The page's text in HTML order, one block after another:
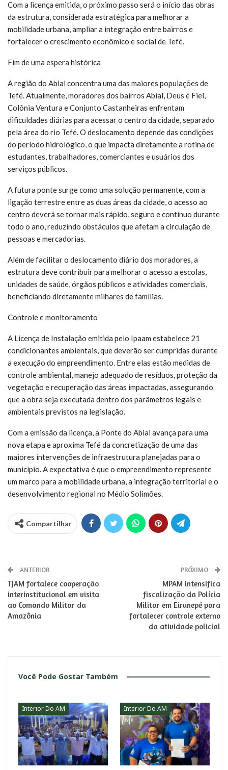
Com a licença emitida, o próximo passo será o início das obras
da estrutura, considerada estratégica para melhorar a
mobilidade urbana, ampliar a integração entre bairros e
fortalecer o crescimento econômico e social de Tefé.
Fim de uma espera histórica
A região do Abial concentra uma das maiores populações de
Tefé. Atualmente, moradores dos bairros Abial, Deus é Fiel,
Colônia Ventura e Conjunto Castanheiras enfrentam
dificuldades diárias para acessar o centro da cidade, separado
pela área do rio Tefé. O deslocamento depende das condições
do período hidrológico, o que impacta diretamente a rotina de
estudantes, trabalhadores, comerciantes e usuários dos
serviços públicos.
A futura ponte surge como uma solução permanente, com a
ligação terrestre entre as duas áreas da cidade, o acesso ao
centro deverá se tornar mais rápido, seguro e contínuo durante
todo o ano, reduzindo obstáculos que afetam a circulação de
pessoas e mercadorias.
Além de facilitar o deslocamento diário dos moradores, a
estrutura deve contribuir para melhorar o acesso a escolas,
unidades de saúde, órgãos públicos e atividades comerciais,
beneficiando diretamente milhares de famílias.
Controle e monitoramento
A Licença de Instalação emitida pelo Ipaam estabelece 21
condicionantes ambientais, que deverão ser cumpridas durante
a execução do empreendimento. Entre elas estão medidas de
controle ambiental, manejo adequado de resíduos, proteção da
vegetação e recuperação das áreas impactadas, assegurando
que a obra seja executada dentro dos parâmetros legais e
ambientais previstos na legislação.
Com a emissão da licença, a Ponte do Abial avança para uma
nova etapa e aproxima Tefé da concretização de uma das
maiores intervenções de infraestrutura planejadas para o
município. A expectativa é que o empreendimento represente
um marco para a mobilidade urbana, a integração territorial e o
desenvolvimento regional no Médio Solimões.
Compartilhar
ANTERIOR
TJAM fortalece cooperação
interinstitucional em visita
ao Comando Militar da
Amazônia
PRÓXIMO
MPAM intensifica
fiscalização da Polícia
Militar em Eirunepé para
fortalecer controle externo
da atividade policial
Você Pode Gostar Também
Interior Do AM Interior Do AM